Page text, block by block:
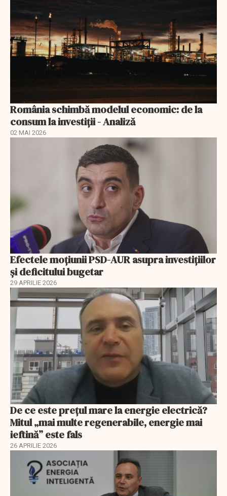
România schimbă modelul economic: de la
consum la investiții - Analiză
02 MAI 2026
Efectele moțiunii PSD-AUR asupra investițiilor
și deficitului bugetar
29 APRILIE 2026
De ce este prețul mare la energie electrică?
Mitul „mai multe regenerabile, energie mai
ieftină” este fals
26 APRILIE 2026